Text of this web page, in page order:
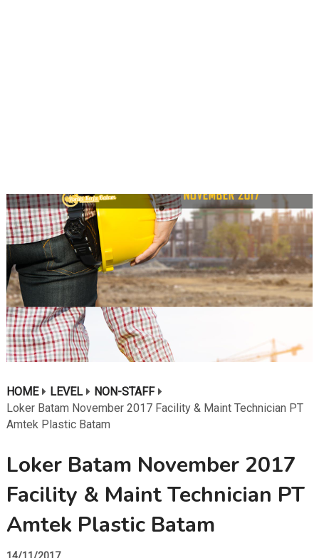
HOME LEVEL
NON-STAFF
Loker Batam November 2017 Facility & Maint Technician PT
Amtek Plastic Batam
Loker Batam November 2017
Facility & Maint Technician PT
Amtek Plastic Batam